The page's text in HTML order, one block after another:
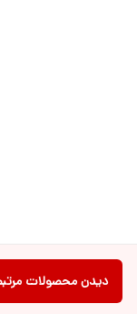
دیدن محصولات